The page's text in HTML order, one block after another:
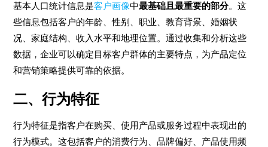
基本人口统计信息是客户画像中最基础且最重要的部分。这
些信息包括客户的年龄、性别、职业、教育背景、婚姻状
况、家庭结构、收入水平和地理位置。通过收集和分析这些
数据，企业可以确定目标客户群体的主要特点，为产品定位
和营销策略提供可靠的依据。
二、行为特征
行为特征是指客户在购买、使用产品或服务过程中表现出的
行为模式。这包括客户的消费行为、品牌偏好、产品使用频